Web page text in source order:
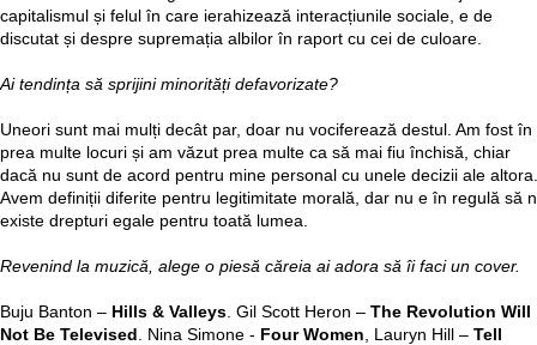
capitalismul și felul în care ierahizează interacțiunile sociale, e de
discutat și despre supremația albilor în raport cu cei de culoare.
Ai tendința să sprijini minorități defavorizate?
Uneori sunt mai mulți decât par, doar nu vociferează destul. Am fost în
prea multe locuri și am văzut prea multe ca să mai fiu închisă, chiar
dacă nu sunt de acord pentru mine personal cu unele decizii ale altora.
Avem definiții diferite pentru legitimitate morală, dar nu e în regulă să
existe drepturi egale pentru toată lumea.
Revenind la muzică, alege o piesă căreia ai adora să îi faci un cover.
Buju Banton – Hills & Valleys. Gil Scott Heron – The Revolution Will
Not Be Televised . Nina Simone - Four Women, Lauryn Hill – Tell